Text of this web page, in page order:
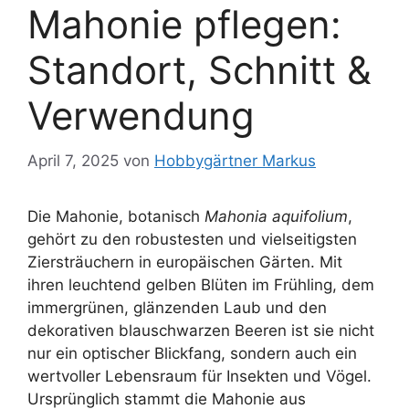
Mahonie pflegen:
Standort, Schnitt &
Verwendung
April 7, 2025 von Hobbygärtner Markus
Die Mahonie, botanisch Mahonia aquifolium,
gehört zu den robustesten und vielseitigsten
Ziersträuchern in europäischen Gärten. Mit
ihren leuchtend gelben Blüten im Frühling, dem
immergrünen, glänzenden Laub und den
dekorativen blauschwarzen Beeren ist sie nicht
nur ein optischer Blickfang, sondern auch ein
wertvoller Lebensraum für Insekten und Vögel.
Ursprünglich stammt die Mahonie aus